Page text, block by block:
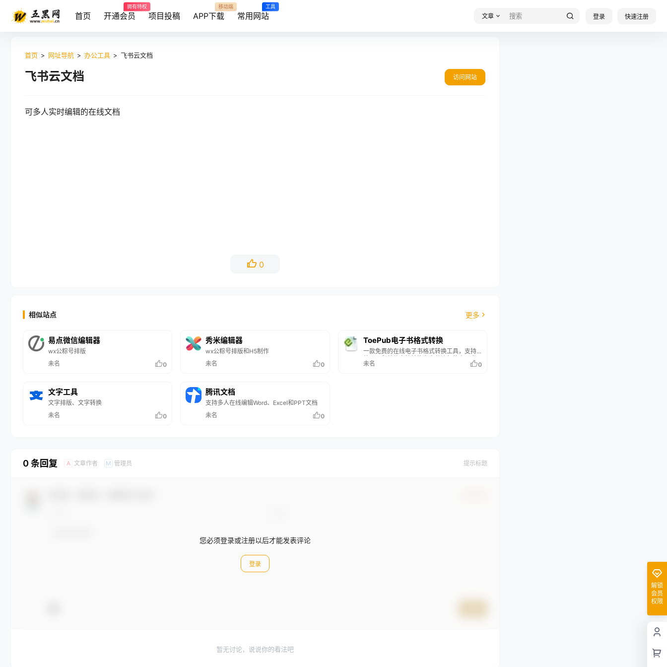
首页 开通会员
拥有特权
项目投稿 APP下载
移动端
常用网站
工具
文章 登录 快速注册
首页 > 网址导航 > 办公工具 > 飞书云文档
飞书云文档 访问网站
可多人实时编辑的在线文档
0
相似站点 更多
易点微信编辑器
wx公粽号排版
未名
0
秀米编辑器
wx公粽号排版和H5制作
未名
0
ToePub电子书格式转换
一款免费的在线电子书格式转换工具，支持
将PDF和其他文档转换为多种流行的电子书
格式，如EPUB、MOBI/AZW3、FB2、LIT和
未名 0
文字工具
文字排版、文字转换
未名
0
腾讯文档
支持多人在线编辑Word、Excel和PPT文档
未名
0
0 条回复 A 文章作者 M 管理员 提示标题
您必须登录或注册以后才能发表评论
登录
暂无讨论，说说你的看法吧
解锁
会员
权限